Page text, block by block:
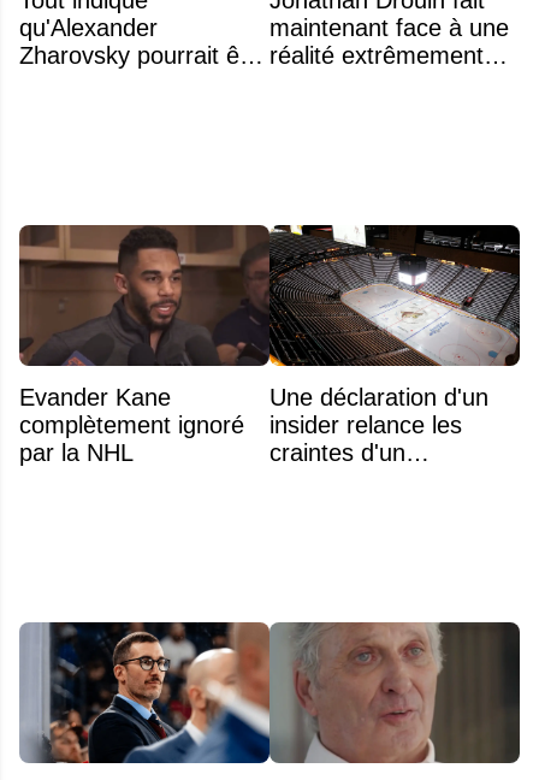
qu'Alexander
Zharovsky pourrait être
maintenant face à une
réalité extrêmement
Evander Kane
complètement ignoré
par la NHL
Une déclaration d'un
insider relance les
craintes d'un